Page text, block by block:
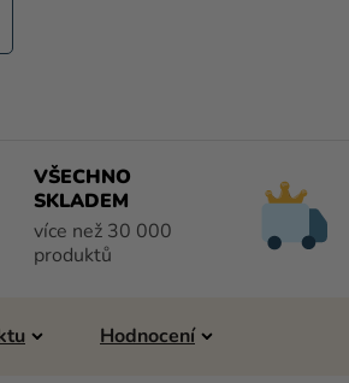
VŠECHNO
SKLADEM
více než 30 000
produktů
Hodnocení